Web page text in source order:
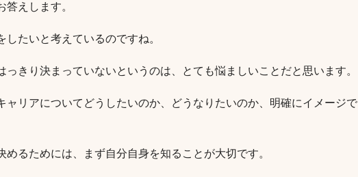
答えします。
したいと考えているのですね。
っきり決まっていないというのは、とても悩ましいことだと思います。
ャリアについてどうしたいのか、どうなりたいのか、明確にイメージで
めるためには、まず自分自身を知ることが大切です。